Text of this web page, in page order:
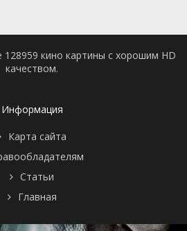
кино картины с хорошим HD
качеством.
Информация
Карта сайта
Статьи
Главная